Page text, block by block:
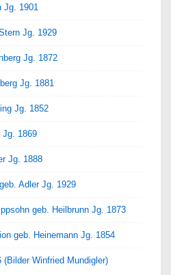
Jg. 1901
Jg. 1929
Jg. 1872
Jg. 1881
Jg. 1852
Jg. 1869
Jg. 1888
Adler Jg. 1929
geb. Heilbrunn Jg. 1873
geb. Heinemann Jg. 1854
Winfried Mundigler)